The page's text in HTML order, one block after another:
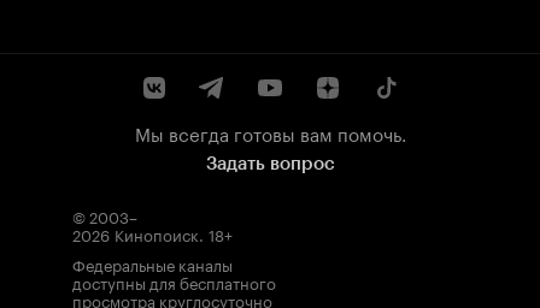
Мы всегда готовы вам помочь.
Задать вопрос
© 2003–
2026 Кинопоиск. 18+
Федеральные каналы
доступны для бесплатного
просмотра круглосуточно